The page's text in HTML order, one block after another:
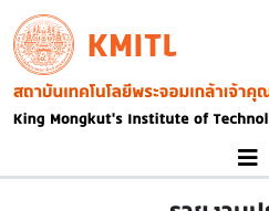
Skip to main content
KMITL
Image